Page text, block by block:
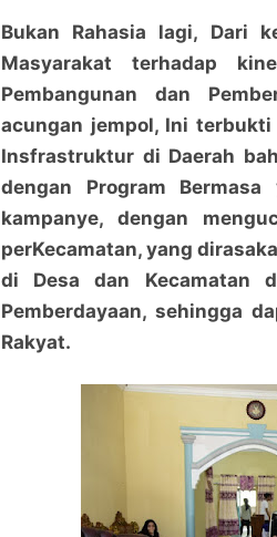
Bukan Rahasia lagi, Dari
Masyarakat terhadap
Pembangunan dan
acungan jempol, Ini terbukti
Insfrastruktur di Daerah
dengan Program
kampanye, dengan
perKecamatan, yang
di Desa dan Kecamatan
Pemberdayaan, sehingga
Rakyat.